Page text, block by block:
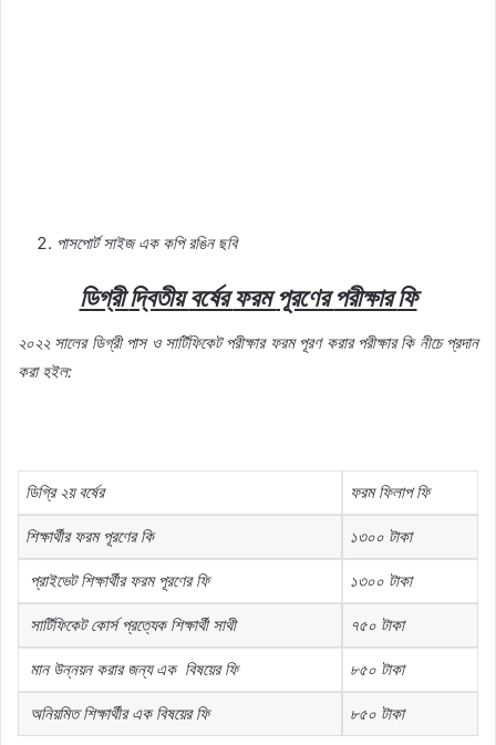
পাসপোর্টসাইজএককপিরঙিনছবি
ডিগ্রীদ্বিতীয়বর্ষেরফরমপূরণেরপরীক্ষারফি
২০২২ সালের ডিগ্রী পাস ও সার্টিফিকেট পরীক্ষার ফরম পূরণ করার পরীক্ষারকি নীচে প্রদান
করাহইল:
ডিগ্রি২য়বর্ষের ফরমফিলাপফি
শিক্ষার্থীর ফরম পূরণেরকি ১৩০০ টাকা
প্রাইভেটশিক্ষার্থীর ফরম পূরণেরফি ১৩০০ টাকা
সার্টিফিকেটকোর্সপ্রত্যেকশিক্ষার্থীসাথী ৭৫০ টাকা
মান উন্নয়নকরার জন্যএক বিষয়েরফি ৮৫০ টাকা
অনিয়মিতশিক্ষার্থীরএকবিষয়েরফি ৮৫০ টাকা